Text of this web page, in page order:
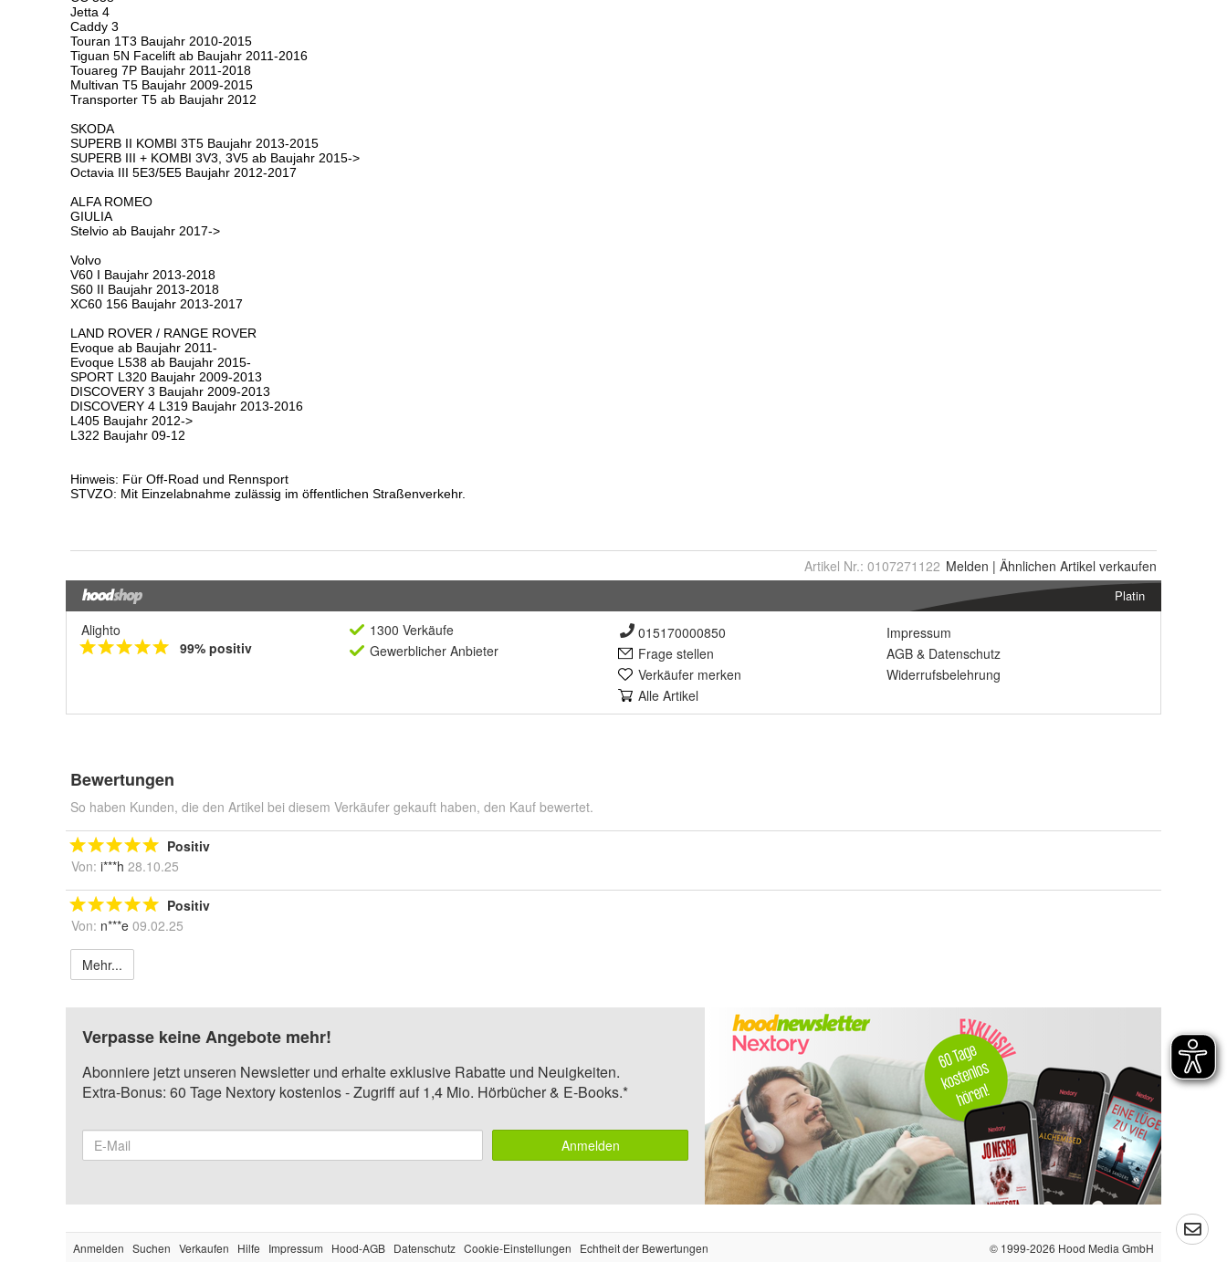
Artikel Nr.: 0107271122 Melden | Ähnlichen Artikel verkaufen
Platin
Alighto
99% positiv
1300 Verkäufe
Gewerblicher Anbieter
015170000850
Frage stellen
Verkäufer merken
Alle Artikel
Impressum
AGB & Datenschutz
Widerrufsbelehrung
Bewertungen
So haben Kunden, die den Artikel bei diesem Verkäufer gekauft haben, den Kauf bewertet.
Positiv
Von: i***h 28.10.25
Positiv
Von: n***e 09.02.25
Mehr...
Verpasse keine Angebote mehr!
Abonniere jetzt unseren Newsletter und erhalte exklusive Rabatte und Neuigkeiten.
Extra-Bonus: 60 Tage Nextory kostenlos - Zugriff auf 1,4 Mio. Hörbücher & E-Books.*
Anmelden
Anmelden Suchen Verkaufen Hilfe Impressum Hood-AGB Datenschutz Cookie-Einstellungen Echtheit der Bewertungen © 1999-2026 Hood Media GmbH